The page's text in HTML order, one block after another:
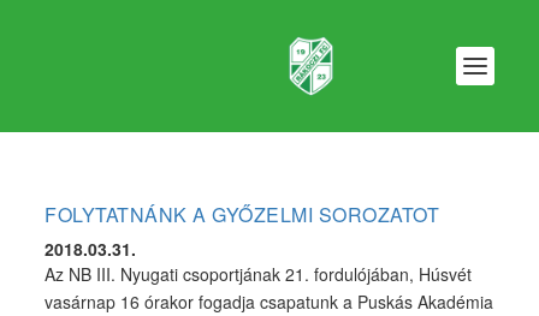
FOLYTATNÁNK A GYŐZELMI SOROZATOT
2018.03.31.
Az NB III. Nyugati csoportjának 21. fordulójában, Húsvét
vasárnap 16 órakor fogadja csapatunk a Puskás Akadémia